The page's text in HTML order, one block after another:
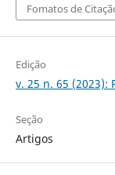
Fomatos de
Edição
v. 25 n. 65 (2023):
Seção
Artigos